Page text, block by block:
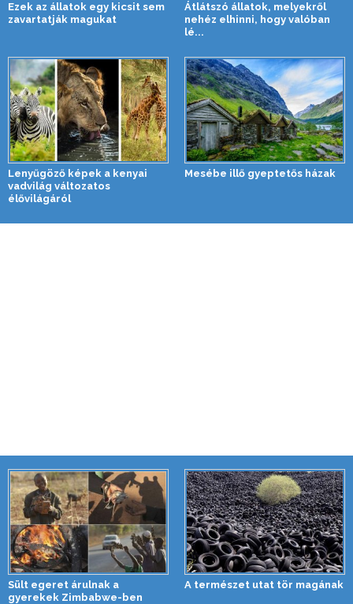
Ezek az állatok egy kicsit sem
zavartatják magukat
Átlátszó állatok, melyekről
nehéz elhinni, hogy valóban
lé...
Lenyűgöző képek a kenyai
vadvilág változatos
élővilágáról
Mesébe illő gyeptetős házak
Sült egeret árulnak a
gyerekek Zimbabwe-ben
A természet utat tör magának